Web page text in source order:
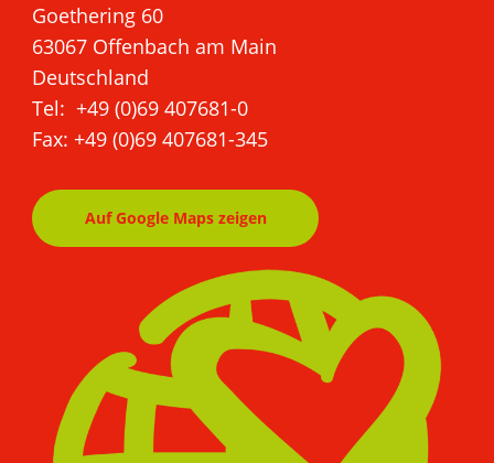
Goethering 60
63067 Offenbach am Main
Deutschland
Tel: +49 (0)69 407681-0
Fax: +49 (0)69 407681-345
Auf Google Maps zeigen